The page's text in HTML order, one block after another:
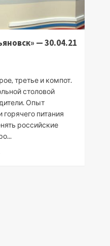
— 30.04.21
третье и компот.
столовой
Опыт
горячего питания
российские